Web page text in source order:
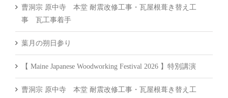
曹洞宗 原中寺 本堂 耐震改修工事・瓦屋根葺き替え工
事 瓦工事着手
葉月の朔日参り
【 Maine Japanese Woodworking Festival 2026 】特別講演
曹洞宗 原中寺 本堂 耐震改修工事・瓦屋根葺き替え工